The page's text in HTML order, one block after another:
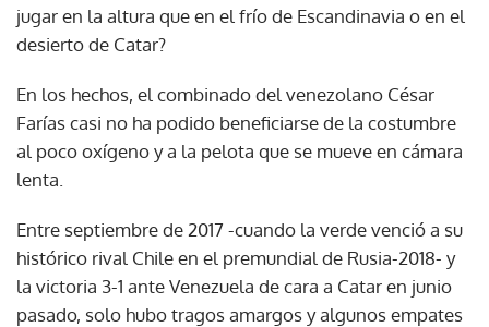
jugar en la altura que en el frío de Escandinavia o en el
desierto de Catar?
En los hechos, el combinado del venezolano César
Farías casi no ha podido beneficiarse de la costumbre
al poco oxígeno y a la pelota que se mueve en cámara
lenta.
Entre septiembre de 2017 -cuando la verde venció a su
histórico rival Chile en el premundial de Rusia-2018- y
la victoria 3-1 ante Venezuela de cara a Catar en junio
pasado, solo hubo tragos amargos y algunos empates